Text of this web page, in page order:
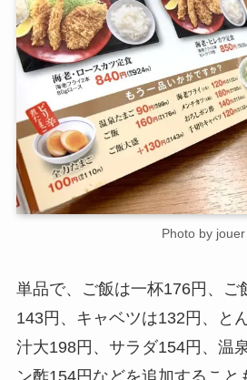
Photo by jouer
単品で、ご飯は一杯176円、ご
143円、キャベツは132円、と
汁大198円、サラダ154円、温